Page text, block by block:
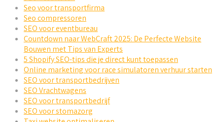
Seo voor transportfirma
Seo compressoren
SEO voor eventbureau
Countdown naar WebCraft 2025: De Perfecte Website
Bouwen met Tips van Experts
5 Shopify SEO-tips die je direct kunt toepassen
Online marketing voor race simulatoren verhuur starten
SEO voor transportbedrijven
SEO Vrachtwagens
SEO voor transportbedrijf
SEO voor stomazorg